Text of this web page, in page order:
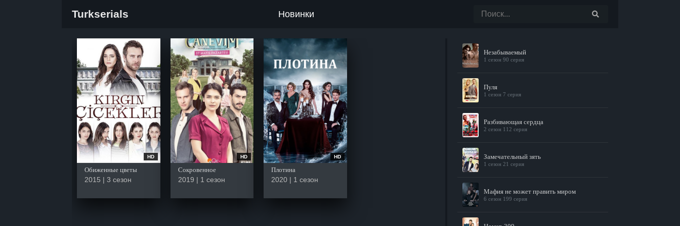
Turkserials Новинки
HD
Обиженные цветы
2015 | 3 сезон
HD
Сокровенное
2019 | 1 сезон
HD
Плотина
2020 | 1 сезон
Незабываемый
1 сезон 90 серия
Пуля
1 сезон 7 серия
Разбивающая сердца
2 сезон 112 серия
Замечательный зять
1 сезон 21 серия
Мафия не может править миром
6 сезон 199 серия